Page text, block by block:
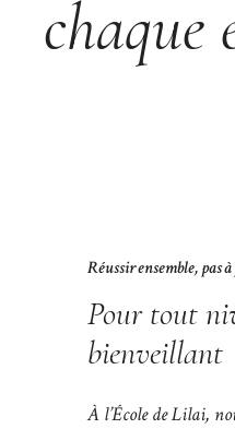
chaque
Réussir ensemble, pas à
Pour tout
bienveillant
À l’École de Lilai,